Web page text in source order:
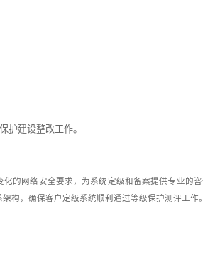
护建设整改工作。
的网络安全要求，为系统定级和备案提供专业的
构，确保客户定级系统顺利通过等级保护测评工作。